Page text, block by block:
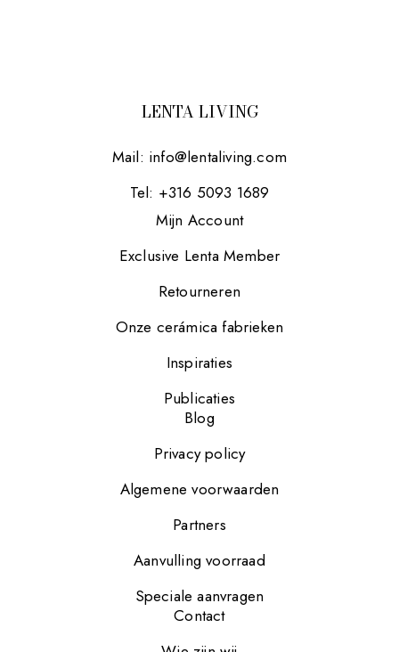
LENTA LIVING
Mail: info@lentaliving.com
Tel: +316 5093 1689
Mijn Account
Exclusive Lenta Member
Retourneren
Onze cerámica fabrieken
Inspiraties
Publicaties
Blog
Privacy policy
Algemene voorwaarden
Partners
Aanvulling voorraad
Speciale aanvragen
Contact